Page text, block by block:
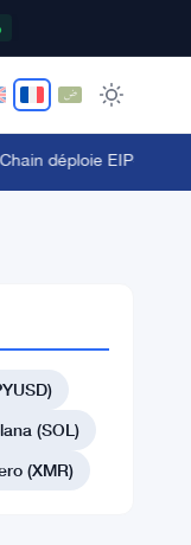
déploie EIP-7928 sur
(SOL)
(XMR)